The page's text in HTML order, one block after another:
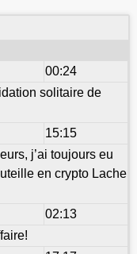
00:24
solitaire de
15:15
j’ai toujours eu
en crypto Lache
02:13